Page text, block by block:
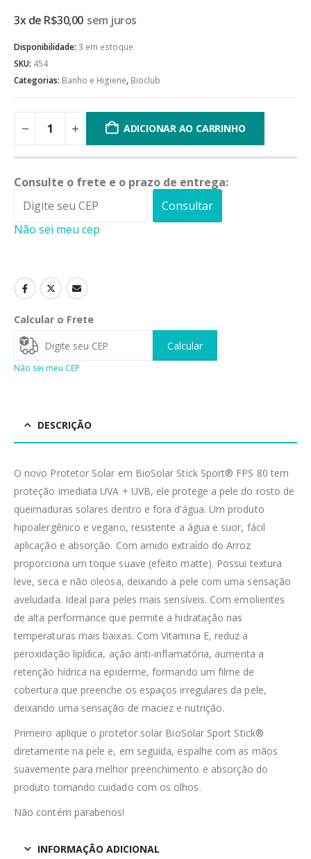
3x de R$30,00 sem juros
Disponibilidade: 3 em estoque
SKU: 454
Categorias: Banho e Higiene, Bioclub
ADICIONAR AO CARRINHO
Consulte o frete e o prazo de entrega:
Consultar
Não sei meu cep
Calcular o Frete
Calcular
Não sei meu CEP
DESCRIÇÃO
O novo Protetor Solar em BioSolar Stick Sport® FPS 80 tem
proteção imediata UVA + UVB, ele protege a pele do rosto de
queimaduras solares dentro e fora d’água. Um produto
hipoalergênico e vegano, resistente a água e suor, fácil
aplicação e absorção. Com amido extraído do Arroz
proporciona um toque suave (efeito matte). Possui textura
leve, seca e não oleosa, deixando a pele com uma sensação
aveludada. Ideal para peles mais sensíveis. Com emolientes
de alta performance que permite a hidratação nas
temperaturas mais baixas. Com Vitamina E, reduz a
peroxidação lipídica, ação anti-inflamatória, aumenta a
retenção hídrica na epiderme, formando um filme de
cobertura que preenche os espaços irregulares da pele,
deixando uma sensação de maciez e nutrição.
Primeiro aplique o protetor solar BioSolar Sport Stick®
diretamente na pele e, em seguida, espalhe com as mãos
suavemente para melhor preenchimento e absorção do
produto tomando cuidado com os olhos.
Não contém parabenos!
INFORMAÇÃO ADICIONAL